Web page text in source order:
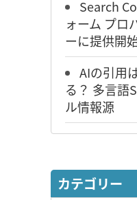
Search
ォーム プロ
ーに提供開
AIの引用
る？ 多言語
ル情報源
カテゴリー